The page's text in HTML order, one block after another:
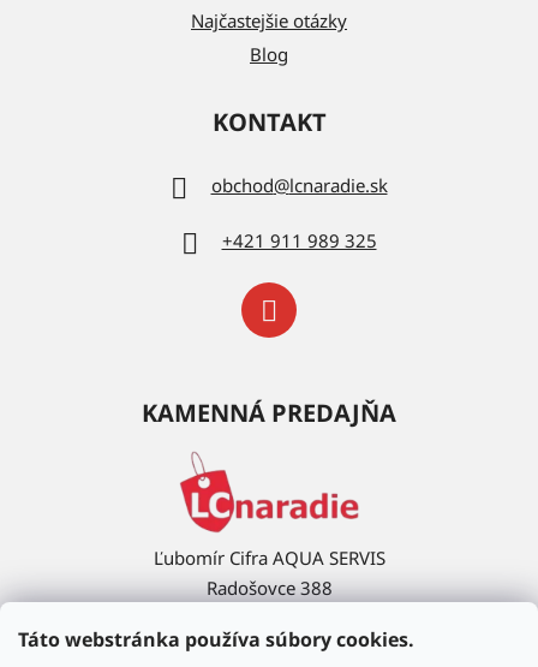
Táto webstránka používa súbory cookies.
Najčastejšie otázky
Blog
KONTAKT
obchod@lcnaradie.sk
+421 911 989 325
KAMENNÁ PREDAJŇA
Ľubomír Cifra AQUA SERVIS
Radošovce 388